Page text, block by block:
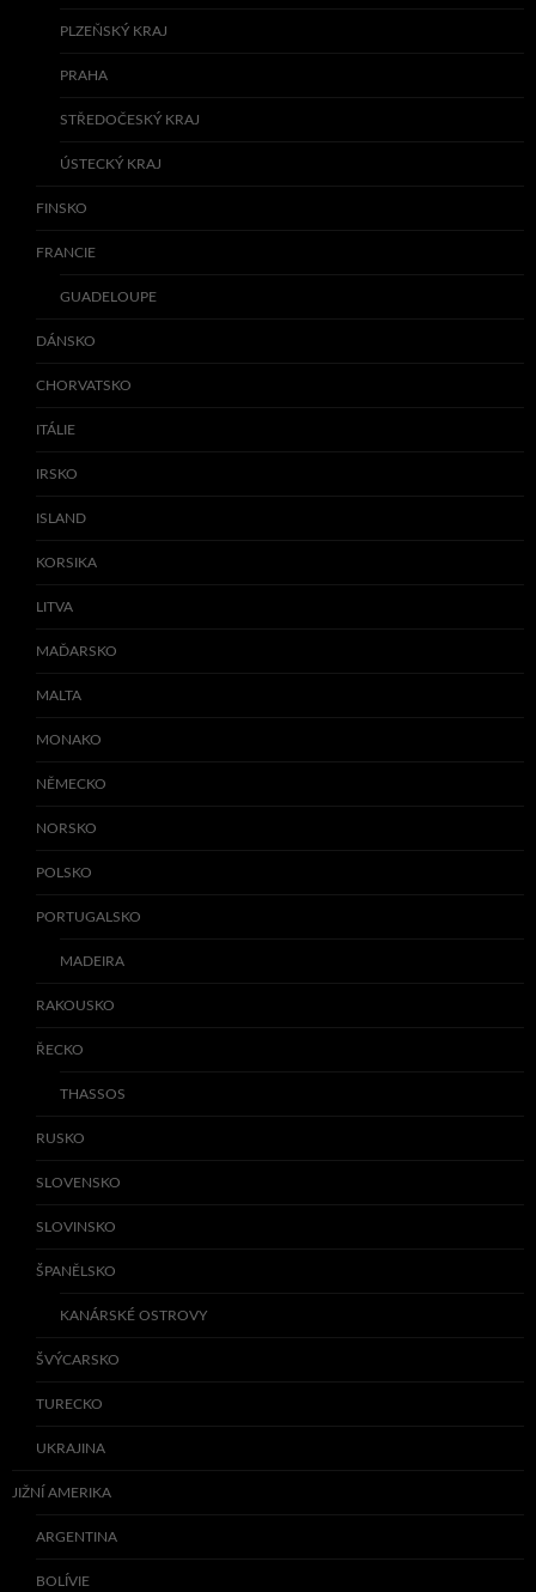
PLZEŇSKÝ KRAJ
PRAHA
STŘEDOČESKÝ KRAJ
ÚSTECKÝ KRAJ
FINSKO
FRANCIE
GUADELOUPE
DÁNSKO
CHORVATSKO
ITÁLIE
IRSKO
ISLAND
KORSIKA
LITVA
MAĎARSKO
MALTA
MONAKO
NĚMECKO
NORSKO
POLSKO
PORTUGALSKO
MADEIRA
RAKOUSKO
ŘECKO
THASSOS
RUSKO
SLOVENSKO
SLOVINSKO
ŠPANĚLSKO
KANÁRSKÉ OSTROVY
ŠVÝCARSKO
TURECKO
UKRAJINA
JIŽNÍ AMERIKA
ARGENTINA
BOLÍVIE